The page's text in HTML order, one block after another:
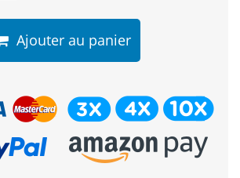
Ajouter au panier